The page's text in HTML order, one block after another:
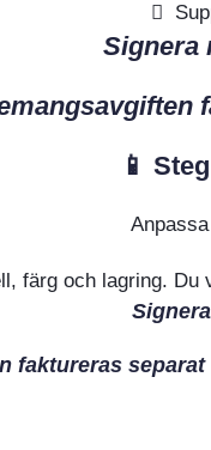
Signera
📱
färg och lagring.
faktureras